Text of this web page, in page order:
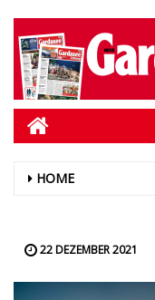
HOME
22 DEZEMBER 2021